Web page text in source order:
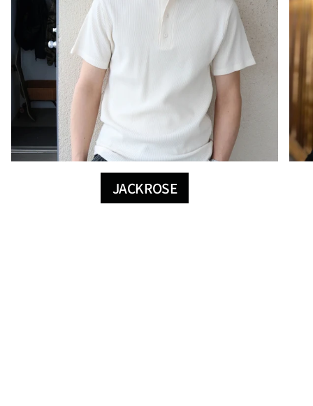
JACKROSE